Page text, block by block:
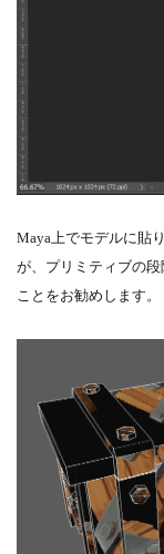
Maya上でモデルに貼
が、プリミティブの
ことをお勧めします。